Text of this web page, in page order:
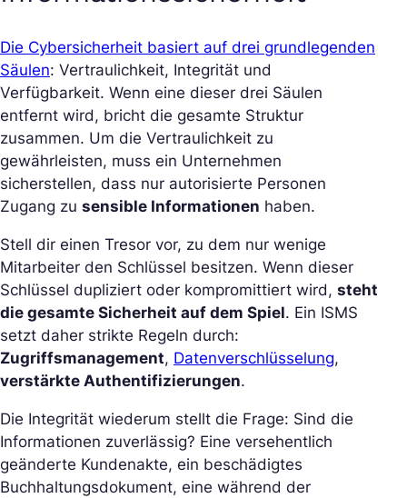
Die Cybersicherheit basiert auf drei grundlegenden
Säulen: Vertraulichkeit, Integrität und
Verfügbarkeit. Wenn eine dieser drei Säulen
entfernt wird, bricht die gesamte Struktur
zusammen. Um die Vertraulichkeit zu
gewährleisten, muss ein Unternehmen
sicherstellen, dass nur autorisierte Personen
Zugang zu sensible Informationen haben.
Stell dir einen Tresor vor, zu dem nur wenige
Mitarbeiter den Schlüssel besitzen. Wenn dieser
Schlüssel dupliziert oder kompromittiert wird, steht
die gesamte Sicherheit auf dem Spiel. Ein ISMS
setzt daher strikte Regeln durch:
Zugriffsmanagement, Datenverschlüsselung,
verstärkte Authentifizierungen.
Die Integrität wiederum stellt die Frage: Sind die
Informationen zuverlässig? Eine versehentlich
geänderte Kundenakte, ein beschädigtes
Buchhaltungsdokument, eine während der